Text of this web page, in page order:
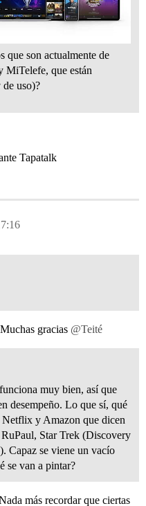
que son actualmente de
MiTelefe, que están
de uso)?
Tapatalk
gracias @Teité
muy bien, así que
desempeño. Lo que sí, qué
Netflix y Amazon que dicen
Star Trek (Discovery
Capaz se viene un vacío
se van a pintar?
más recordar que ciertas